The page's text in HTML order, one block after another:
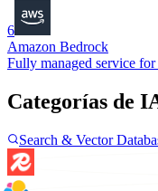
6
Amazon Bedrock
Fully managed service
Categorías de
Search & Vector